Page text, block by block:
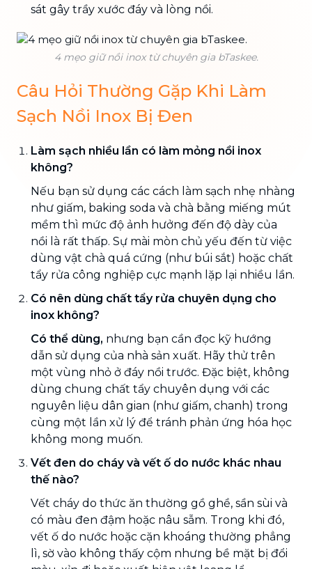
sát gây trầy xước đáy và lòng nồi.
4 mẹo giữ nồi inox từ chuyên gia bTaskee.
Câu Hỏi Thường Gặp Khi Làm
Sạch Nồi Inox Bị Đen
Làm sạch nhiều lần có làm mỏng nồi inox
không?
Nếu bạn sử dụng các cách làm sạch nhẹ nhàng
như giấm, baking soda và chà bằng miếng mút
mềm thì mức độ ảnh hưởng đến độ dày của
nồi là rất thấp. Sự mài mòn chủ yếu đến từ việc
dùng vật chà quá cứng (như búi sắt) hoặc chất
tẩy rửa công nghiệp cực mạnh lặp lại nhiều lần.
Có nên dùng chất tẩy rửa chuyên dụng cho
inox không?
Có thể dùng, nhưng bạn cần đọc kỹ hướng
dẫn sử dụng của nhà sản xuất. Hãy thử trên
một vùng nhỏ ở đáy nồi trước. Đặc biệt, không
dùng chung chất tẩy chuyên dụng với các
nguyên liệu dân gian (như giấm, chanh) trong
cùng một lần xử lý để tránh phản ứng hóa học
không mong muốn.
Vết đen do cháy và vết ố do nước khác nhau
thế nào?
Vết cháy do thức ăn thường gồ ghề, sần sùi và
có màu đen đậm hoặc nâu sẫm. Trong khi đó,
vết ố do nước hoặc cặn khoáng thường phẳng
lì, sờ vào không thấy cộm nhưng bề mặt bị đổi